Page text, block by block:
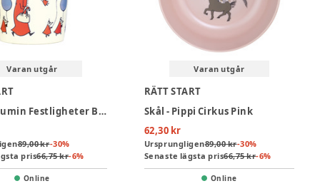
Varan utgår
Mugg - Mumin Festligheter Beige
89,00 kr-30%
pris66,75 kr-6%
Online
Varan utgår
RÄTT START
Skål - Pippi Cirkus Pink
62,30 kr
Ursprungligen89,00 kr-30%
Senaste lägsta pris66,75 kr-6%
Online